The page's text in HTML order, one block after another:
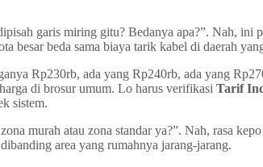
garis miring gitu? Bedanya apa?”. Nah, ini
besar beda sama biaya tarik kabel di daerah
Rp230rb, ada yang Rp240rb, ada yang
di brosur umum. Lo harus verifikasi Tarif
sistem.
murah atau zona standar ya?”. Nah, rasa
area yang rumahnya jarang-jarang.